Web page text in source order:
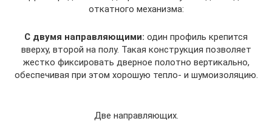
откатного механизма:
С двумя направляющими: один профиль крепится
вверху, второй на полу. Такая конструкция позволяет
жестко фиксировать дверное полотно вертикально,
обеспечивая при этом хорошую тепло- и шумоизоляцию.
Две направляющих.